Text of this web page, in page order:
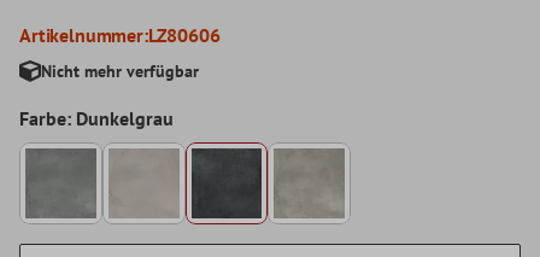
Artikelnummer:LZ80606
Nicht mehr verfügbar
Farbe: Dunkelgrau